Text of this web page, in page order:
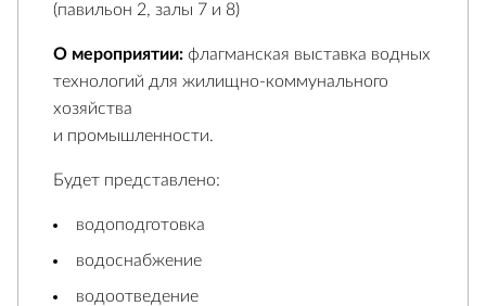
(павильон 2, залы 7 и 8)
О мероприятии: флагманская выставка водных
технологий для жилищно-коммунального
хозяйства
и промышленности.
Будет представлено:
водоподготовка
водоснабжение
водоотведение